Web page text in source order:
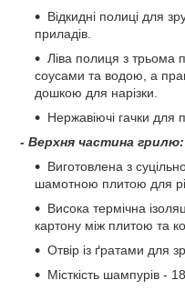
Відкидні полиці для
приладів.
Ліва полиця з трьома
соусами та водою, а
дошкою для нарізки.
Нержавіючі гачки для
- Верхня частина грилю:
Виготовлена ​​з
шамотною плитою для
Висока термічна
картону між плитою та
Отвір із ґратами для
Місткість шампурів -